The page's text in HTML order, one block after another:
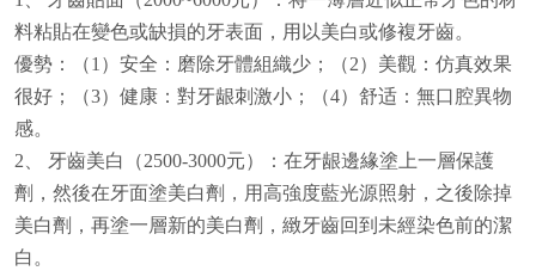
料粘貼在變色或缺損的牙表面，用以美白或修複牙齒。
優勢：（1）安全：磨除牙體組織少；（2）美觀：仿真效果
很好；（3）健康：對牙龈刺激小；（4）舒适：無口腔異物
感。
2、 牙齒美白（2500-3000元）：在牙龈邊緣塗上一層保護
劑，然後在牙面塗美白劑，用高強度藍光源照射，之後除掉
美白劑，再塗一層新的美白劑，緻牙齒回到未經染色前的潔
白。